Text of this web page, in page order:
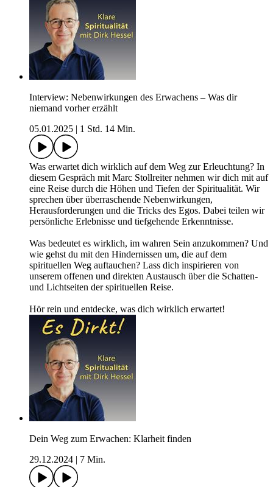
Interview: Nebenwirkungen des Erwachens – Was dir
niemand vorher erzählt
05.01.2025
1 Std. 14 Min.
Was erwartet dich wirklich auf dem Weg zur Erleuchtung? In
diesem Gespräch mit Marc Stollreiter nehmen wir dich mit auf
eine Reise durch die Höhen und Tiefen der Spiritualität. Wir
sprechen über überraschende Nebenwirkungen,
Herausforderungen und die Tricks des Egos. Dabei teilen wir
persönliche Erlebnisse und tiefgehende Erkenntnisse.
Was bedeutet es wirklich, im wahren Sein anzukommen? Und
wie gehst du mit den Hindernissen um, die auf dem
spirituellen Weg auftauchen? Lass dich inspirieren von
unserem offenen und direkten Austausch über die Schatten-
und Lichtseiten der spirituellen Reise.
Hör rein und entdecke, was dich wirklich erwartet!
Dein Weg zum Erwachen: Klarheit finden
29.12.2024
7 Min.